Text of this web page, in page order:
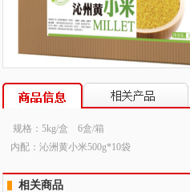
规格：5kg/盒 6盒/箱
内配：沁洲黄小米500g*10袋
相关商品